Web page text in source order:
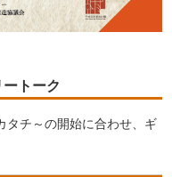
ートーク
タチ～の開始に合わせ、ギ